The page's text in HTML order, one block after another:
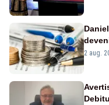
2 aug.